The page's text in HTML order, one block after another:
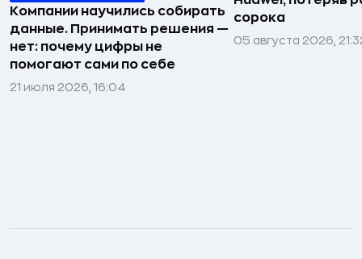
Компании научились собирать
данные. Принимать решения —
нет: почему цифры не
помогают сами по себе
21 июля 2026, 16:04
сорока
05 августа 2026,